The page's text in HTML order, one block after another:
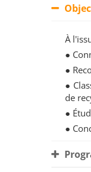
À
●
●
●
de
●
●